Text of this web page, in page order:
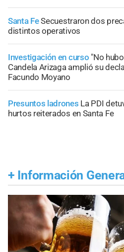
Santa FeSecuestraron dos
distintos operativos
Investigación en curso "No
Candela Arizaga amplió su
Facundo Moyano
Presuntos ladrones La PDI
hurtos reiterados en Santa Fe
+ Información